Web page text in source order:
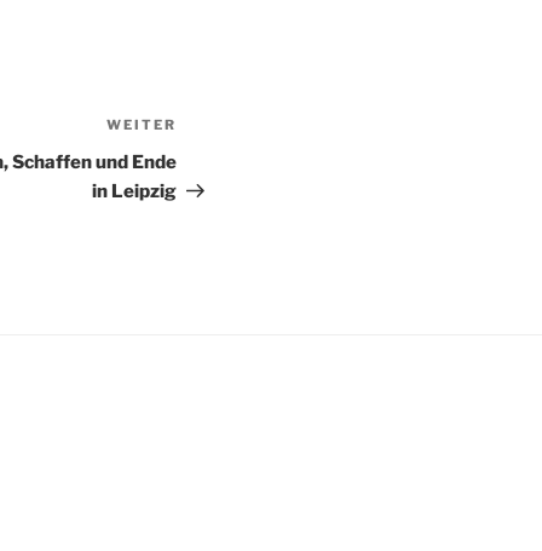
Beitrag
WEITER
Schaffen und Ende
in Leipzig